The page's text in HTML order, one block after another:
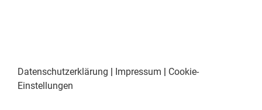
Datenschutzerklärung | Impressum | Cookie-
Einstellungen